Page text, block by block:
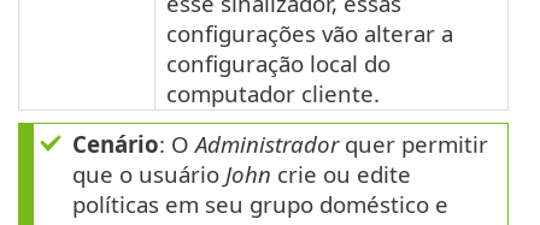
configurações vão alterar a
configuração local do
computador cliente.
Cenário: OAdministradorquer permitir
que o usuário John crie ou edite
políticas em seu grupo doméstico e